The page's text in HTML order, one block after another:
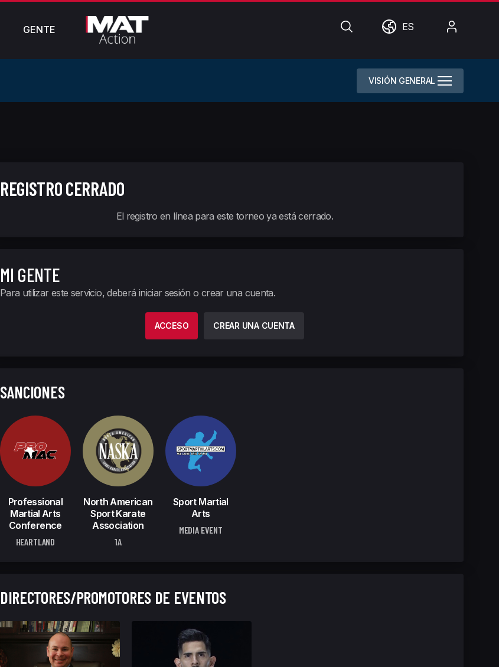
GENTE BúsquedaMundo
ES
VISIÓN GENERAL
REGISTRO CERRADO
El registro en línea para este torneo ya está cerrado.
MI GENTE
Para utilizar este servicio, deberá iniciar sesión o crear una cuenta.
ACCESO CREAR UNA CUENTA
SANCIONES
Professional
Martial Arts
Conference
HEARTLAND
North American
Sport Karate
Association
1A
Sport Martial
Arts
MEDIA EVENT
DIRECTORES/PROMOTORES DE EVENTOS